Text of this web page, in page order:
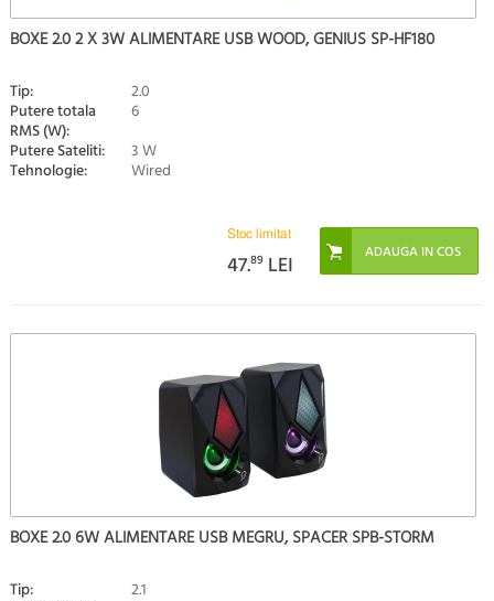
BOXE 2.0 2 X 3W ALIMENTARE USB WOOD, GENIUS SP-HF180
Tip: 2.0
Putere totala
RMS (W):
6
Putere Sateliti:
3 W
Tehnologie: Wired
Stoc limitat
47.89 LEI
BOXE 2.0 6W ALIMENTARE USB MEGRU, SPACER SPB-STORM
Tip: 2.1